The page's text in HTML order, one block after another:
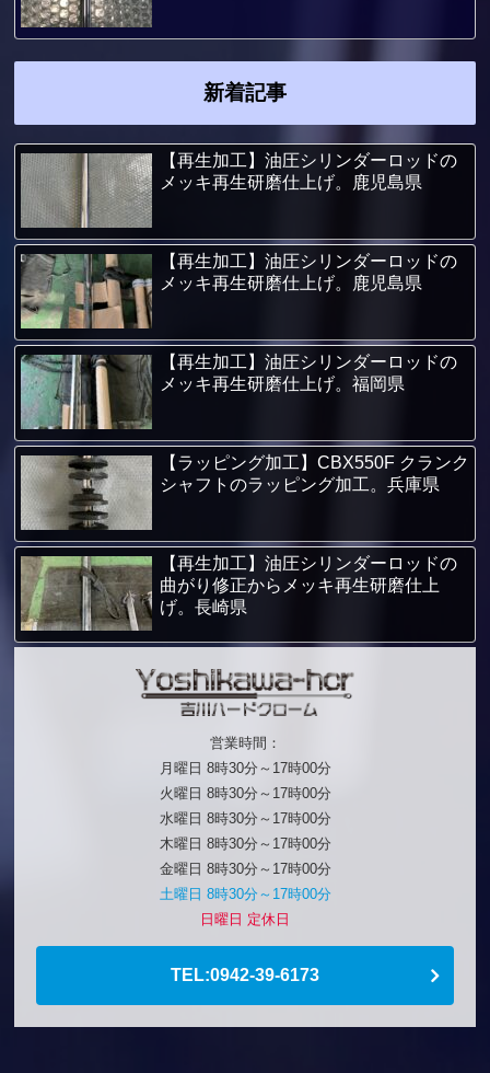
新着記事
【再生加工】油圧シリンダーロッドの
メッキ再生研磨仕上げ。鹿児島県
【再生加工】油圧シリンダーロッドの
メッキ再生研磨仕上げ。鹿児島県
【再生加工】油圧シリンダーロッドの
メッキ再生研磨仕上げ。福岡県
【ラッピング加工】CBX550F クランク
シャフトのラッピング加工。兵庫県
【再生加工】油圧シリンダーロッドの
曲がり修正からメッキ再生研磨仕上
げ。長崎県
営業時間：
月曜日 8時30分～17時00分
火曜日 8時30分～17時00分
水曜日 8時30分～17時00分
木曜日 8時30分～17時00分
金曜日 8時30分～17時00分
土曜日 8時30分～17時00分
日曜日 定休日
TEL:0942-39-6173